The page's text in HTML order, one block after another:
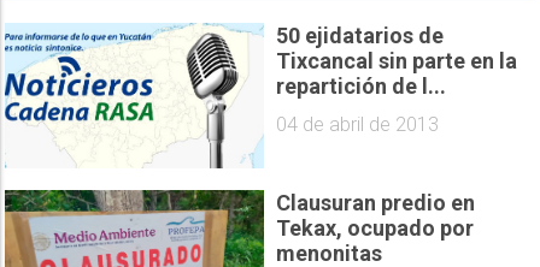
50 ejidatarios de
Tixcancal sin parte en la
repartición de l...
04 de abril de 2013
Clausuran predio en
Tekax, ocupado por
menonitas